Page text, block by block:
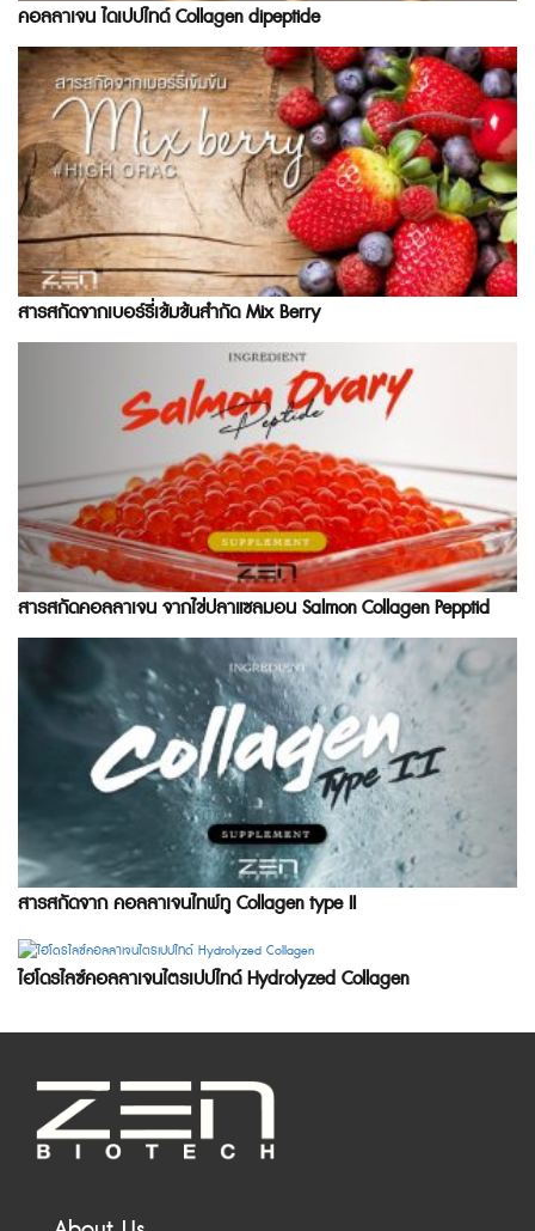
คอลลาเจน ไดเปปไทด์ Collagen dipeptide
สารสกัดจากเบอร์รี่เข้มข้นสำกัด Mix Berry
สารสกัดคอลลาเจน จากไข่ปลาแซลมอน Salmon Collagen Pepptid
สารสกัดจาก คอลลาเจนไทพ์ทู Collagen type II
ไฮโดรไลซ์คอลลาเจนไตรเปปไทด์ Hydrolyzed Collagen